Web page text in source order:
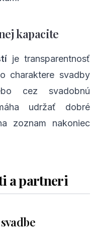
kapacite
je transparentnosť
charaktere svadby
cez svadobnú
udržať dobré
zoznam nakoniec
a partneri